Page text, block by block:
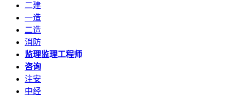
二建
一造
二造
消防
监理监理工程师
咨询
注安
中经